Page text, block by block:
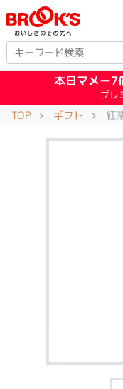
本日マメー
プレ
TOP ギフト 紅